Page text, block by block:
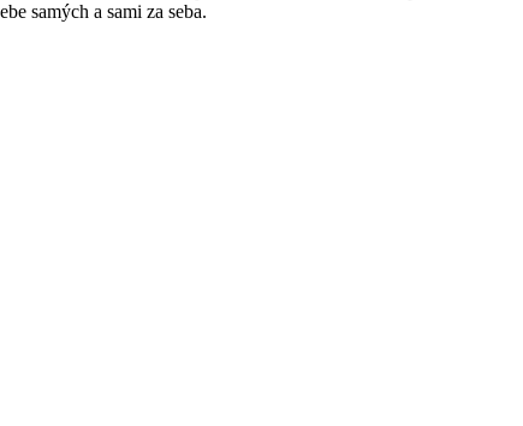
samých a sami za seba.